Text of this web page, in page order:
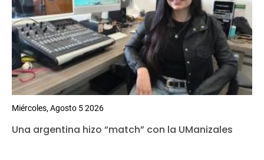
Miércoles, Agosto 5 2026
Una argentina hizo “match” con la UManizales